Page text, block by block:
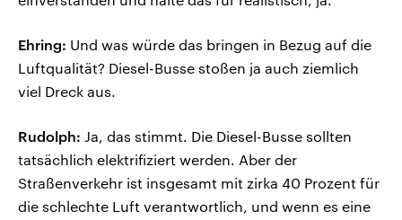
Ehring: Und was würde das bringen in Bezug auf die
Luftqualität? Diesel-Busse stoßen ja auch ziemlich
viel Dreck aus.
Rudolph: Ja, das stimmt. Die Diesel-Busse sollten
tatsächlich elektrifiziert werden. Aber der
Straßenverkehr ist insgesamt mit zirka 40 Prozent für
die schlechte Luft verantwortlich, und wenn es eine